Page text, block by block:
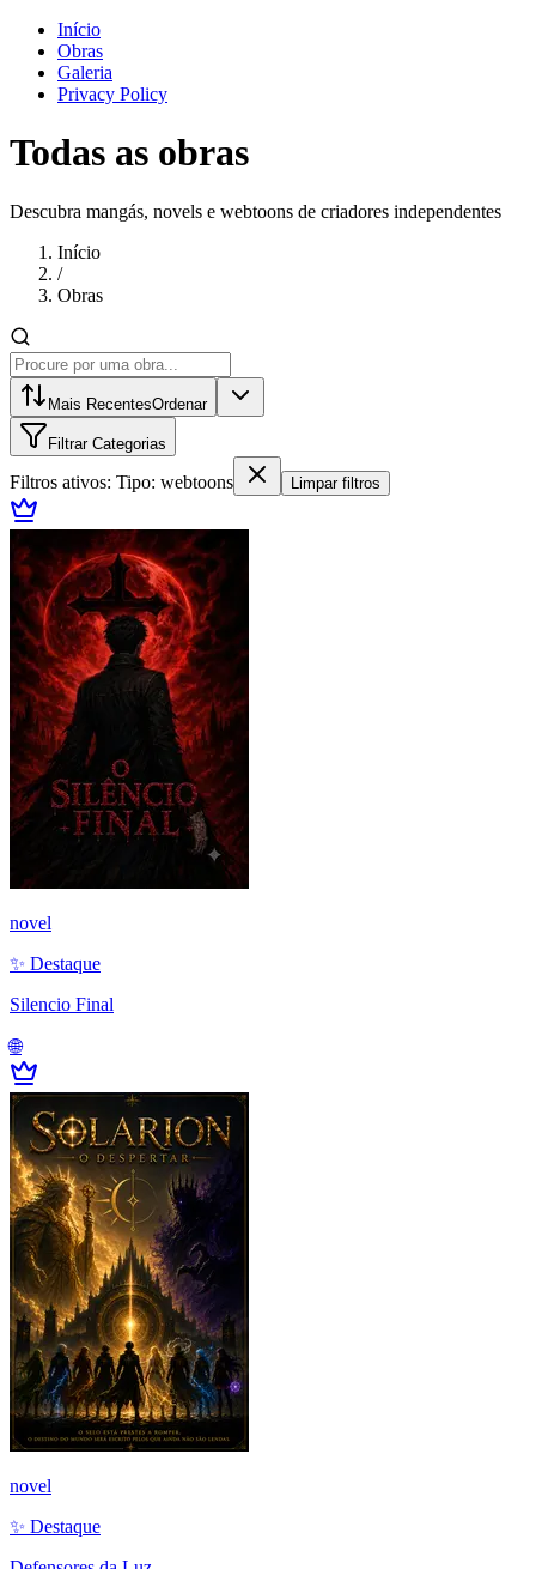
Início
Obras
Galeria
Privacy Policy
Todas as obras
Descubra mangás, novels e webtoons de criadores independentes
Início
/
Obras
Mais RecentesOrdenar
Filtrar Categorias
Filtros ativos: Tipo: webtoons Limpar filtros
novel
✨ Destaque
Silencio Final
🌐
novel
✨ Destaque